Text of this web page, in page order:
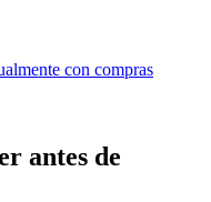
con compras
antes de